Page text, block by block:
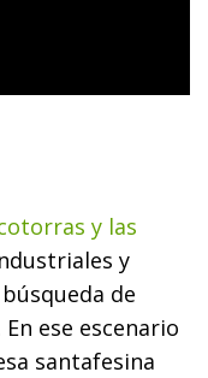
y las
y
de
ese escenario
santafesina